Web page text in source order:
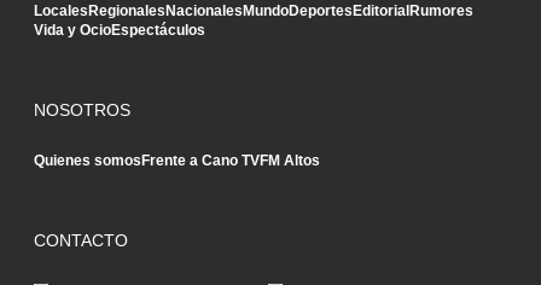
LocalesRegionalesNacionalesMundoDeportesEditorialRumores
Vida y OcioEspectáculos
NOSOTROS
Quienes somosFrente a Cano TVFM Altos
CONTACTO